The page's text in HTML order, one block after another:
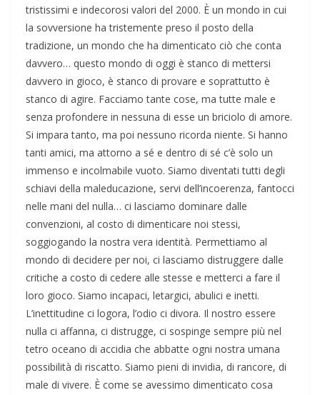
tristissimi e indecorosi valori del 2000. È un mondo in cui
la sovversione ha tristemente preso il posto della
tradizione, un mondo che ha dimenticato ciò che conta
davvero… questo mondo di oggi è stanco di mettersi
davvero in gioco, è stanco di provare e soprattutto è
stanco di agire. Facciamo tante cose, ma tutte male e
senza profondere in nessuna di esse un briciolo di amore.
Si impara tanto, ma poi nessuno ricorda niente. Si hanno
tanti amici, ma attorno a sé e dentro di sé c’è solo un
immenso e incolmabile vuoto. Siamo diventati tutti degli
schiavi della maleducazione, servi dell’incoerenza, fantocci
nelle mani del nulla… ci lasciamo dominare dalle
convenzioni, al costo di dimenticare noi stessi,
soggiogando la nostra vera identità. Permettiamo al
mondo di decidere per noi, ci lasciamo distruggere dalle
critiche a costo di cedere alle stesse e metterci a fare il
loro gioco. Siamo incapaci, letargici, abulici e inetti.
L’inettitudine ci logora, l’odio ci divora. Il nostro essere
nulla ci affanna, ci distrugge, ci sospinge sempre più nel
tetro oceano di accidia che abbatte ogni nostra umana
possibilità di riscatto. Siamo pieni di invidia, di rancore, di
male di vivere. È come se avessimo dimenticato cosa